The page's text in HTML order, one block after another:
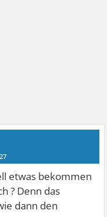
27
etwas bekommen
? Denn das
dann den